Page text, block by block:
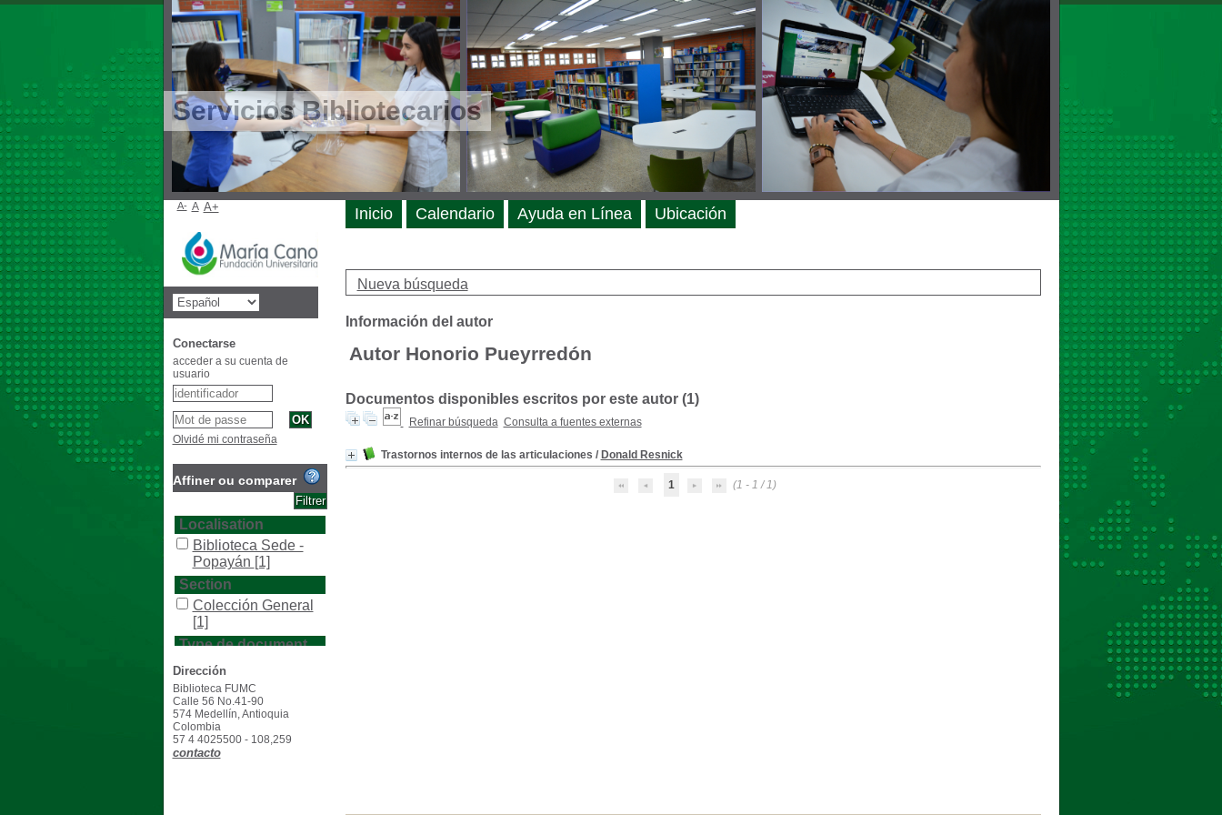
Servicios Bibliotecarios
Nueva búsqueda
Información del autor
Autor Honorio Pueyrredón
Documentos disponibles escritos por este autor (1)
Refinar búsqueda Consulta a fuentes externas
Trastornos internos de las articulaciones / Donald Resnick
1 (1 - 1 / 1)
Inicio Calendario Ayuda en Línea Ubicación
A- A A+
Conectarse
acceder a su cuenta de
usuario
Olvidé mi contraseña
Affiner ou comparer
Localisation
Biblioteca Sede -
Popayán [1]
Section
Colección General
[1]
Type de document
texto impreso
Dirección
Biblioteca FUMC
Calle 56 No.41-90
574 Medellín, Antioquia
Colombia
57 4 4025500 - 108,259
contacto